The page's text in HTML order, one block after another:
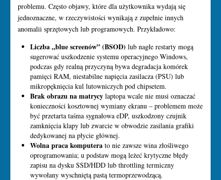
problemu. Często objawy, które dla użytkownika wydają się
jednoznaczne, w rzeczywistości wynikają z zupełnie innych
anomalii sprzętowych lub programowych. Przykładowo:
Liczba „blue screenów” (BSOD) lub nagłe restarty mogą
sugerować uszkodzenie systemu operacyjnego Windows,
podczas gdy realną przyczyną bywa degradacja komórek
pamięci RAM, niestabilne napięcia zasilacza (PSU) lub
mikropęknięcia kul lutowniczych pod chipsetem.
Brak obrazu na matrycy laptopa wcale nie musi oznaczać
konieczności kosztownej wymiany ekranu – problemem może
być przetarta taśma sygnałowa eDP, uszkodzony czujnik
zamknięcia klapy lub zwarcie w obwodzie zasilania grafiki
dedykowanej na płycie głównej.
Wolna praca komputera to nie zawsze wina złośliwego
oprogramowania; u podstaw mogą leżeć krytyczne błędy
zapisu na dysku SSD/HDD lub throttling termiczny
wywołany wyschniętą pastą termoprzewodzącą.